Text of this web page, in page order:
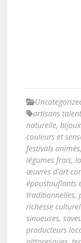
artisans
naturelle,
couleurs et
festivals animés,
légumes frais,
œuvres d'art
époustouflants
traditionnelles,
richesse
sinueuses,
producteurs